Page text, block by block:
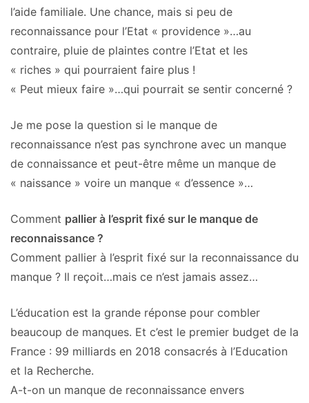
l’aide familiale. Une chance, mais si peu de
reconnaissance pour l’Etat « providence »…au
contraire, pluie de plaintes contre l’Etat et les
« riches » qui pourraient faire plus !
« Peut mieux faire »…qui pourrait se sentir concerné ?
Je me pose la question si le manque de
reconnaissance n’est pas synchrone avec un manque
de connaissance et peut-être même un manque de
« naissance » voire un manque « d’essence »…
Comment pallier à l’esprit fixé sur le manque de
reconnaissance ?
Comment pallier à l’esprit fixé sur la reconnaissance du
manque ? Il reçoit…mais ce n’est jamais assez…
L’éducation est la grande réponse pour combler
beaucoup de manques. Et c’est le premier budget de la
France : 99 milliards en 2018 consacrés à l’Education
et la Recherche.
A-t-on un manque de reconnaissance envers